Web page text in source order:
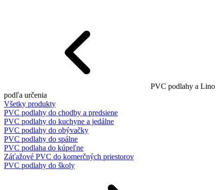
PVC podlahy a Lino
podľa určenia
Všetky produkty
PVC podlahy do chodby a predsiene
PVC podlahy do kuchyne a jedálne
PVC podlahy do obývačky
PVC podlahy do spálne
PVC podlaha do kúpeľne
Záťažové PVC do komerčných priestorov
PVC podlahy do školy